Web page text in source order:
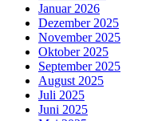
Januar 2026
Dezember 2025
November 2025
Oktober 2025
September 2025
August 2025
Juli 2025
Juni 2025